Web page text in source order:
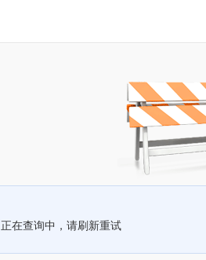
正在查询中，请刷新重试